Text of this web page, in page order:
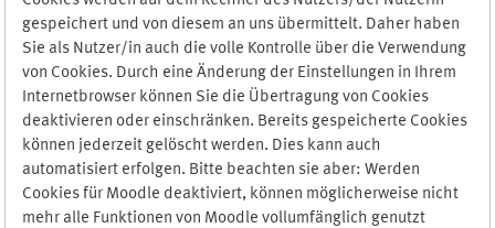
gespeichert und von diesem an uns übermittelt. Daher haben
Sie als Nutzer/in auch die volle Kontrolle über die Verwendung
von Cookies. Durch eine Änderung der Einstellungen in Ihrem
Internetbrowser können Sie die Übertragung von Cookies
deaktivieren oder einschränken. Bereits gespeicherte Cookies
können jederzeit gelöscht werden. Dies kann auch
automatisiert erfolgen. Bitte beachten sie aber: Werden
Cookies für Moodle deaktiviert, können möglicherweise nicht
mehr alle Funktionen von Moodle vollumfänglich genutzt